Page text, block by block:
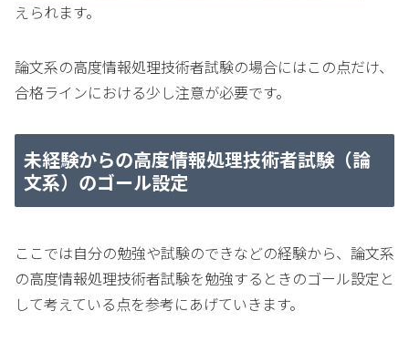
えられます。
論文系の高度情報処理技術者試験の場合にはこの点だけ、
合格ラインにおける少し注意が必要です。
未経験からの高度情報処理技術者試験（論
文系）のゴール設定
ここでは自分の勉強や試験のできなどの経験から、論文系
の高度情報処理技術者試験を勉強するときのゴール設定と
して考えている点を参考にあげていきます。